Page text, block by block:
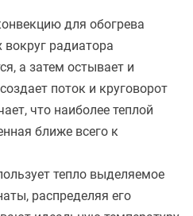
для обогрева
радиатора
а затем остывает и
поток и круговорот
что наиболее теплой
ближе всего к
тепло выделяемое
распределяя его